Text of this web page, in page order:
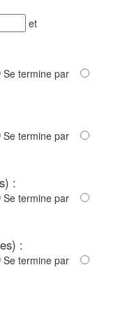
et
Se termine par
Se termine par
:
Se termine par
:
Se termine par